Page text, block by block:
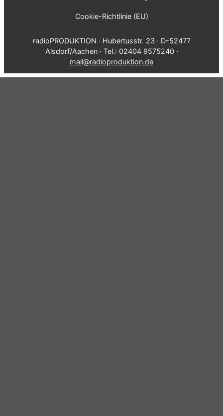
Cookie-Richtlinie (EU)
radioPRODUKTION · Hubertusstr. 23 · D-52477
Alsdorf/Aachen · Tel.: 02404 9575240 ·
mail@radioproduktion.de